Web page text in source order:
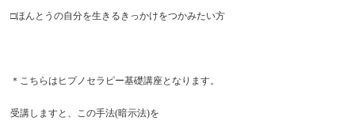
□ほんとうの自分を生きるきっかけをつかみたい方
＊こちらはヒプノセラピー基礎講座となります。
受講しますと、この手法(暗示法)を